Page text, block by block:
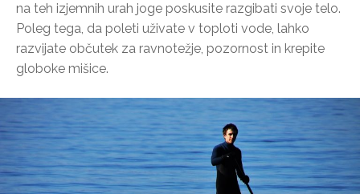
na teh izjemnih urah joge poskusite razgibati svoje telo.
Poleg tega, da poleti uživate v toploti vode, lahko
razvijate občutek za ravnotežje, pozornost in krepite
globoke mišice.